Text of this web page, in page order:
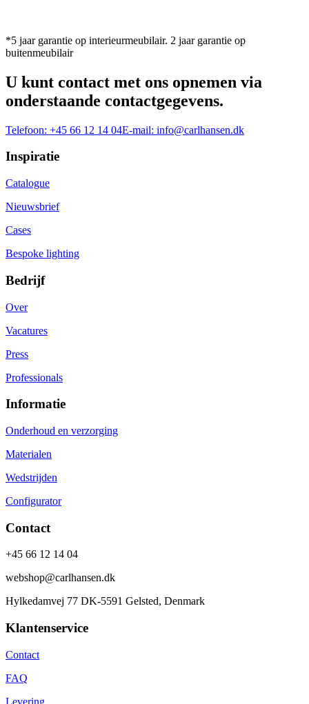
*5 jaar garantie op interieurmeubilair. 2 jaar garantie op
buitenmeubilair
U kunt contact met ons opnemen via
onderstaande contactgegevens.
Telefoon: +45 66 12 14 04E-mail: info@carlhansen.dk
Inspiratie
Catalogue
Nieuwsbrief
Cases
Bespoke lighting
Bedrijf
Over
Vacatures
Press
Professionals
Informatie
Onderhoud en verzorging
Materialen
Wedstrijden
Configurator
Contact
+45 66 12 14 04
webshop@carlhansen.dk
Hylkedamvej 77 DK-5591 Gelsted, Denmark
Klantenservice
Contact
FAQ
Levering